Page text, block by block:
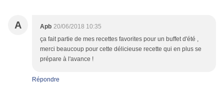
A Apb 20/06/2018 10:35
ça fait partie de mes recettes favorites pour un buffet d'été ,
merci beaucoup pour cette délicieuse recette qui en plus se
prépare à l'avance !
Répondre